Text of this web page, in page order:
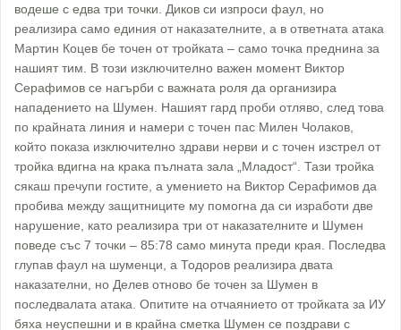
водеше с едва три точки. Диков си изпроси фаул, но
реализира само единия от наказателните, а в ответната атака
Мартин Коцев бе точен от тройката – само точка преднина за
нашият тим. В този изключително важен момент Виктор
Серафимов се нагърби с важната роля да организира
нападението на Шумен. Нашият гард проби отляво, след това
по крайната линия и намери с точен пас Милен Чолаков,
който показа изключително здрави нерви и с точен изстрел от
тройка вдигна на крака пълната зала „Младост“. Тази тройка
сякаш пречупи гостите, а умението на Виктор Серафимов да
пробива между защитниците му помогна да си изработи две
нарушение, като реализира три от наказателните и Шумен
поведе със 7 точки – 85:78 само минута преди края. Последва
глупав фаул на шуменци, а Тодоров реализира двата
наказателни, но Делев отново бе точен за Шумен в
последвалата атака. Опитите на отчаянието от тройката за ИУ
бяха неуспешни и в крайна сметка Шумен се поздрави с